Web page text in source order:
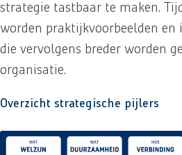
strategie tastbaar te maken.
worden praktijkvoorbeelden en
die vervolgens breder worden
organisatie.
Overzicht strategische pijlers